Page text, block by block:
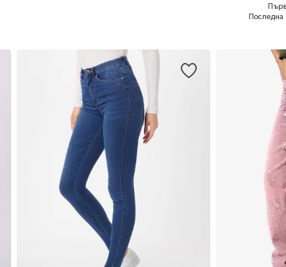
Последна